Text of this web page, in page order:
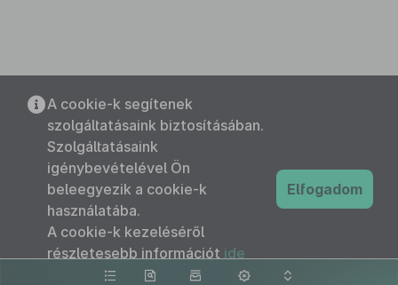
A cookie-k segítenek
szolgáltatásaink biztosításában.
Szolgáltatásaink
igénybevételével Ön
beleegyezik a cookie-k
használatába.
A cookie-k kezeléséről
részletesebb információt ide
kattintva olvashat.
Elfogadom